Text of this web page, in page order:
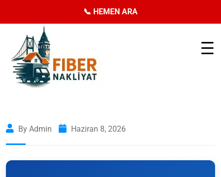
By Admin Haziran 8, 2026
📞 HEMEN ARA